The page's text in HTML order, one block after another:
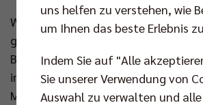
Wenn es nach Thomas Naumann
guten Dinge drei. Zweimal hat er
Berlin Recycling Volleys schon
im Reisebus. Beide Male feierten
Mannheim den Pokaltriumph.
uns helfen zu verstehen, wie
um Ihnen das beste Erlebnis
Indem Sie auf "Alle
Sie unserer Verwendung von
Auswahl zu verwalten und